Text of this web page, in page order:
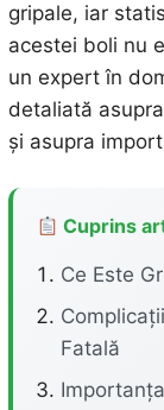
gripale, iar
acestei boli nu
un expert în
detaliată
și asupra
Cuprins
Ce Este
Fatală